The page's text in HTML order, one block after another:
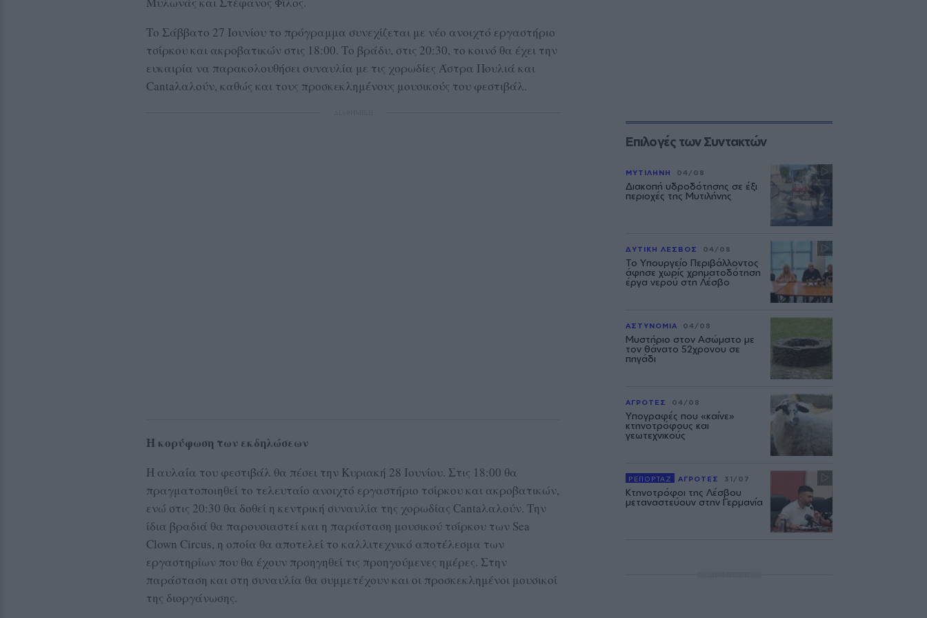
Το Σάββατο 27 Ιουνίου το πρόγραμμα συνεχίζεται με νέο ανοιχτό εργαστήριο
τσίρκου και ακροβατικών στις 18:00. Το βράδυ, στις 20:30, το κοινό θα έχει την
ευκαιρία να παρακολουθήσει συναυλία με τις χορωδίες Άστρα Πουλιά και
Cantaλαλούν, καθώς και τους προσκεκλημένους μουσικούς του φεστιβάλ.
Η κορύφωση των εκδηλώσεων
Η αυλαία του φεστιβάλ θα πέσει την Κυριακή 28 Ιουνίου. Στις 18:00 θα
πραγματοποιηθεί το τελευταίο ανοιχτό εργαστήριο τσίρκου και ακροβατικών,
ενώ στις 20:30 θα δοθεί η κεντρική συναυλία της χορωδίας Cantaλαλούν. Την
ίδια βραδιά θα παρουσιαστεί και η παράσταση μουσικού τσίρκου των Sea
Clown Circus, η οποία θα αποτελεί το καλλιτεχνικό αποτέλεσμα των
εργαστηρίων που θα έχουν προηγηθεί τις προηγούμενες ημέρες. Στην
παράσταση και στη συναυλία θα συμμετέχουν και οι προσκεκλημένοι μουσικοί
της διοργάνωσης.
Επιλογές των Συντακτών
ΜΥΤΙΛΗΝΗ 04/08
Διακοπή υδροδότησης σε έξι
περιοχές της Μυτιλήνης
ΔΥΤΙΚΗ ΛΕΣΒΟΣ 04/08
Το Υπουργείο Περιβάλλοντος
άφησε χωρίς χρηματοδότηση
έργα νερού στη Λέσβο
ΑΣΤΥΝΟΜΙΑ 04/08
Μυστήριο στον Ασώματο με
τον θάνατο 52χρονου σε
πηγάδι
ΑΓΡΟΤΕΣ 04/08
Υπογραφές που «καίνε»
κτηνοτρόφους και
γεωτεχνικούς
ΡΕΠΟΡΤΑΖ ΑΓΡΟΤΕΣ 31/07
Κτηνοτρόφοι της Λέσβου
μεταναστεύουν στην Γερμανία